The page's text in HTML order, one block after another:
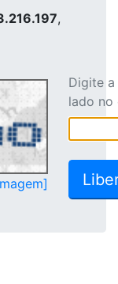
,
Digite
lado no